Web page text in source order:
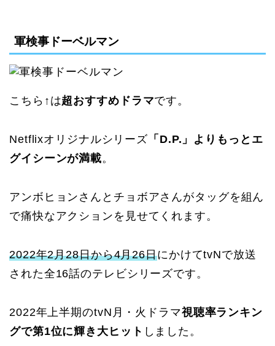
軍検事ドーベルマン
こちら↑は超おすすめドラマです。
Netflixオリジナルシリーズ 「D.P.」よりもっとエ
グイシーンが満載。
アンボヒョンさんとチョボアさんがタッグを組ん
で痛快なアクションを見せてくれます。
2022年2月28日から4月26日にかけてtvNで放送
された全16話のテレビシリーズです。
2022年上半期のtvN月・火ドラマ視聴率ランキン
グで第1位に輝き大ヒット しました。